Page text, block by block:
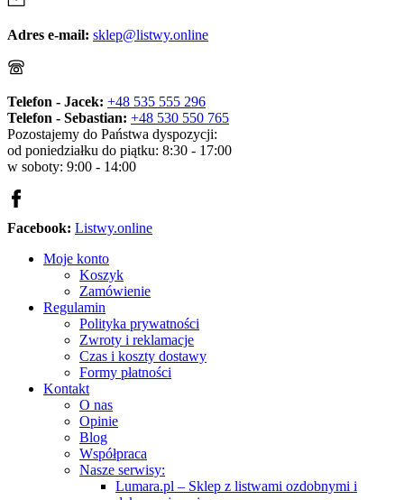
Adres e-mail: sklep@listwy.online
Telefon - Jacek: +48 535 555 296
Telefon - Sebastian: +48 530 550 765
Pozostajemy do Państwa dyspozycji:
od poniedziałku do piątku: 8:30 - 17:00
w soboty: 9:00 - 14:00
Facebook: Listwy.online
Moje konto
Koszyk
Zamówienie
Regulamin
Polityka prywatności
Zwroty i reklamacje
Czas i koszty dostawy
Formy płatności
Kontakt
O nas
Opinie
Blog
Współpraca
Nasze serwisy:
Lumara.pl – Sklep z listwami ozdobnymi i